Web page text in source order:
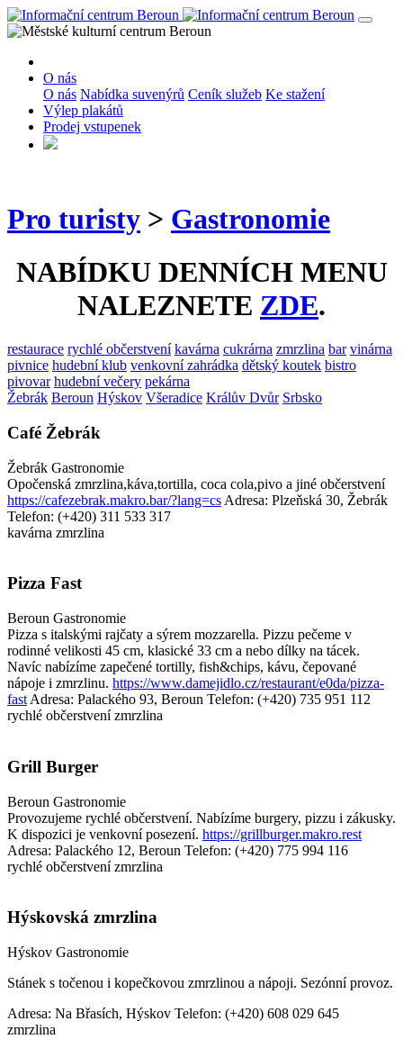
O nás
O nás Nabídka suvenýrů Ceník služeb Ke stažení
Výlep plakátů
Prodej vstupenek
Pro turisty > Gastronomie
NABÍDKU DENNÍCH MENU
NALEZNETE ZDE.
restaurace rychlé občerstvení kavárna cukrárna zmrzlina bar vinárna
pivnice hudební klub venkovní zahrádka dětský koutek bistro
pivovar hudební večery pekárna
Žebrák Beroun Hýskov Všeradice Králův Dvůr Srbsko
Café Žebrák
Žebrák Gastronomie
Opočenská zmrzlina,káva,tortilla, coca cola,pivo a jiné občerstvení
https://cafezebrak.makro.bar/?lang=cs Adresa: Plzeňská 30, Žebrák
Telefon: (+420) 311 533 317
kavárna zmrzlina
Pizza Fast
Beroun Gastronomie
Pizza s italskými rajčaty a sýrem mozzarella. Pizzu pečeme v
rodinné velikosti 45 cm, klasické 33 cm a nebo dílky na tácek.
Navíc nabízíme zapečené tortilly, fish&chips, kávu, čepované
nápoje i zmrzlinu. https://www.damejidlo.cz/restaurant/e0da/pizza-
fast Adresa: Palackého 93, Beroun Telefon: (+420) 735 951 112
rychlé občerstvení zmrzlina
Grill Burger
Beroun Gastronomie
Provozujeme rychlé občerstvení. Nabízíme burgery, pizzu i zákusky.
K dispozici je venkovní posezení. https://grillburger.makro.rest
Adresa: Palackého 12, Beroun Telefon: (+420) 775 994 116
rychlé občerstvení zmrzlina
Hýskovská zmrzlina
Hýskov Gastronomie
Stánek s točenou i kopečkovou zmrzlinou a nápoji. Sezónní provoz.
Adresa: Na Břasích, Hýskov Telefon: (+420) 608 029 645
zmrzlina